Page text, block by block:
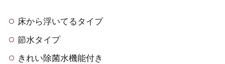
床から浮いてるタイプ
節水タイプ
きれい除菌水機能付き